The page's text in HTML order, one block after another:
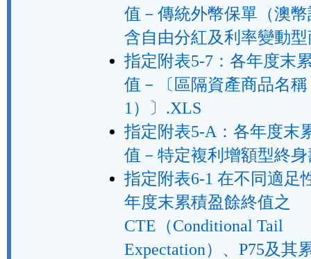
值－傳統外幣保單（澳
含自由分紅及利率變動
指定附表5-7：各年度末
值－〔區隔資產商品名
1）〕.XLS
指定附表5-A：各年度末
值－特定複利增額型終
指定附表6-1 在不同適足
年度末累積盈餘終值之
CTE（Conditional Tail
Expectation）、P75及其